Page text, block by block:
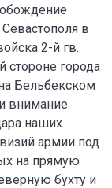
в
2-й гв.
стороне города
Бельбекском
внимание
наших
армии под
на прямую
бухту и